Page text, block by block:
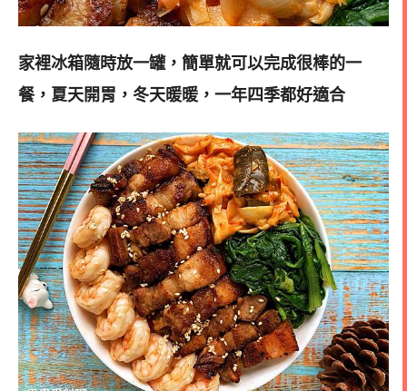
家裡冰箱隨時放一罐，簡單就可以完成很棒的一
餐，夏天開胃，冬天暖暖，一年四季都好適合